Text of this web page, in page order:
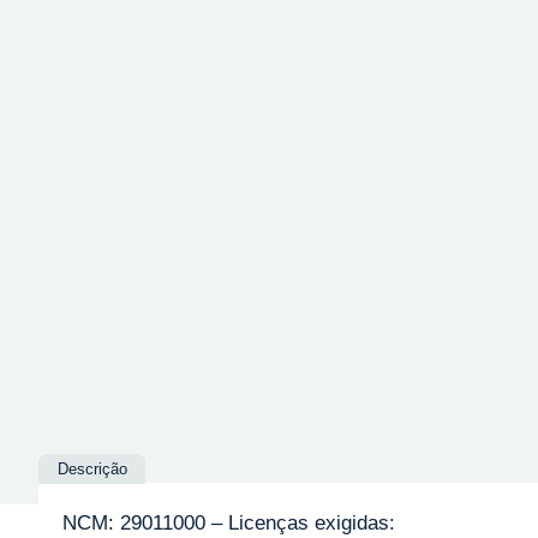
Descrição
NCM: 29011000 – Licenças exigidas: